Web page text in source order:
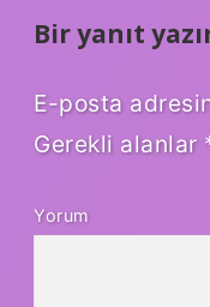
Bir yanıt
E-posta
Gerekli alanlar
Yorum